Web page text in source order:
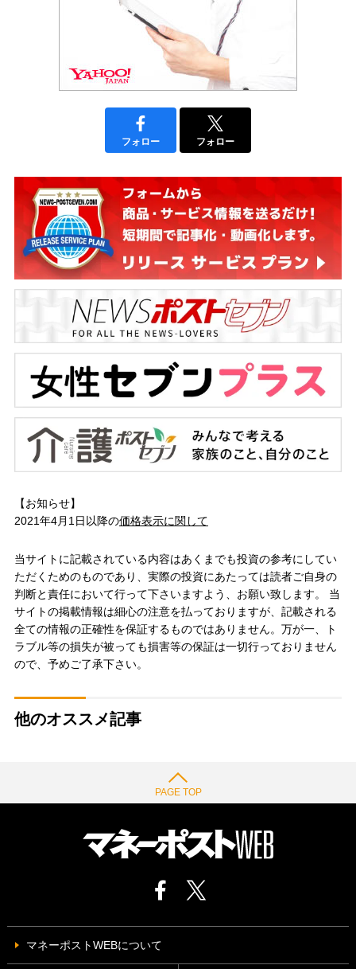
フォロー フォロー
【お知らせ】
2021年4月1日以降の価格表示に関して
当サイトに記載されている内容はあくまでも投資の参考にしてい
ただくためのものであり、実際の投資にあたっては読者ご自身の
判断と責任において行って下さいますよう、お願い致します。 当
サイトの掲載情報は細心の注意を払っておりますが、記載される
全ての情報の正確性を保証するものではありません。万が一、ト
ラブル等の損失が被っても損害等の保証は一切行っておりません
ので、予めご了承下さい。
他のオススメ記事
PAGE TOP
マネーポストWEBについて